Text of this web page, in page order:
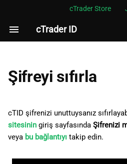
cTrader Store
cTrader ID
A
a
m
b
a
Şifreyi sıfırla
cTID şifrenizi unuttuysanız
sitesinin giriş sayfasında Şifrenizi
veya bu bağlantıyı takip edin.